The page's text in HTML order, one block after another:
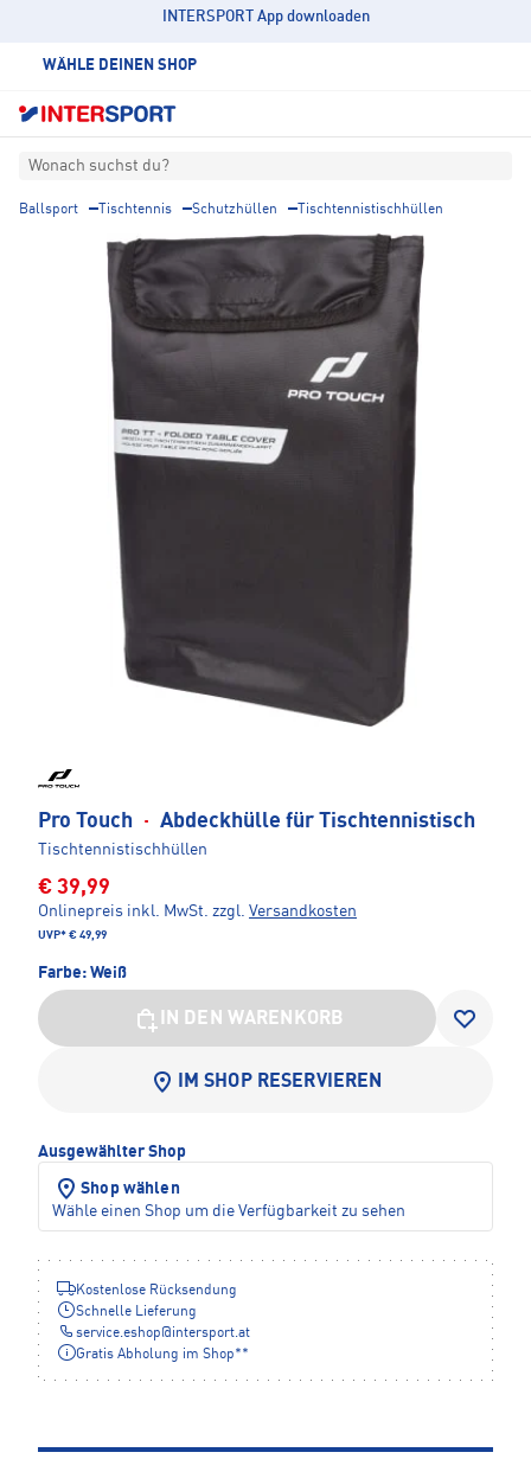
INTERSPORT App downloaden
WÄHLE DEINEN SHOP
Wonach suchst du?
Ballsport Tischtennis Schutzhüllen Tischtennistischhüllen
Pro Touch · Abdeckhülle für Tischtennistisch
Tischtennistischhüllen
€ 39,99
Onlinepreis inkl. MwSt. zzgl. Versandkosten
UVP* € 49,99
Farbe: Weiß
IN DEN WARENKORB
IM SHOP RESERVIEREN
Ausgewählter Shop
Shop wählen
Wähle einen Shop um die Verfügbarkeit zu sehen
Kostenlose Rücksendung
Schnelle Lieferung
service.eshop@ intersport.at
Gratis Abholung im Shop**